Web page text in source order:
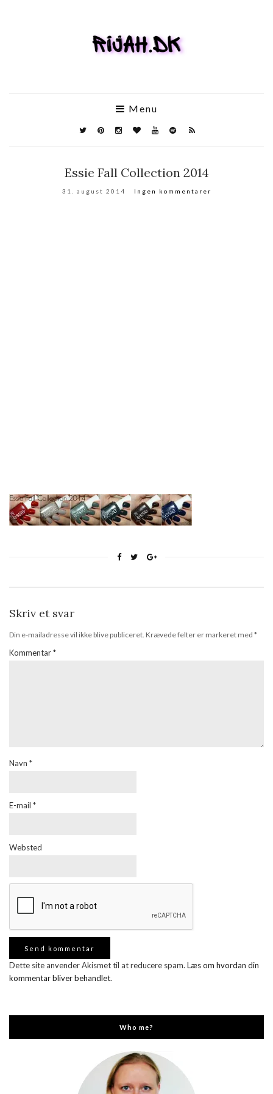
Menu
Essie Fall Collection 2014
31. august 2014 Ingen kommentarer
Skriv et svar
Din e-mailadresse vil ikke blive publiceret. Krævede felter er markeret med *
Kommentar*
Navn *
E-mail *
Websted
Dette site anvender Akismet til at reducere spam. Læs om hvordan din
kommentar bliver behandlet.
Who me?